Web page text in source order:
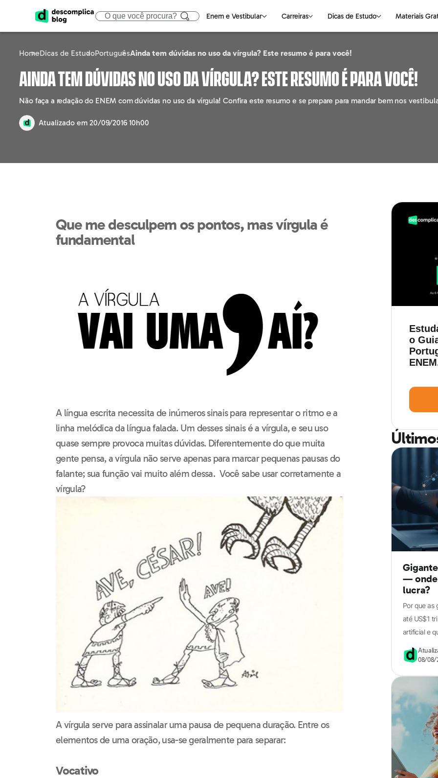
Enem e Vestibular
ENEM
Calendário
Gabaritos e Resultados
Sisu
Fies
VESTIBULAR
Medicina
Universidades
Carreiras
ÁREAS DE ESTUDO
Tecnologia
Marketing
Engenharia
OUTROS ASSUNTOS
Faculdade
Pós-graduação
Parceiros
Dicas de Estudo
CIÊNCIAS HUMANAS
Filosofia
Sociologia
Atualidades
CIÊNCIAS DA NATUREZA
Biologia
Física
Português
Redação
Espanhol
Materiais
HomeDicas de EstudoPortuguêsAinda tem dúvidas no uso da vírgula? Este resumo é para você!
Ainda tem dúvidas no uso da vírgula? Este resumo é para você!
Não faça a redação do ENEM com dúvidas no uso da vírgula! Confira este resumo e se prepare para mandar bem nos
Atualizado em 20/09/2016 10h00
Que me desculpem os pontos, mas vírgula é
fundamental
A língua escrita necessita de inúmeros sinais para representar o ritmo e a
linha melódica da língua falada. Um desses sinais é a vírgula, e seu uso
quase sempre provoca muitas dúvidas. Diferentemente do que muita
gente pensa, a vírgula não serve apenas para marcar pequenas pausas do
falante; sua função vai muito além dessa. Você sabe usar corretamente a
vírgula?
A vírgula serve para assinalar uma pausa de pequena duração. Entre os
elementos de uma oração, usa-se geralmente para separar:
Vocativo
o
— onde
lucra?
Por que as
até US$1
artificial e
08/08/